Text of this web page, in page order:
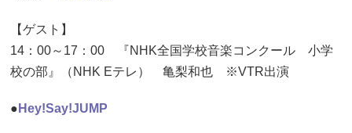
【ゲスト】
14：00～17：00 『NHK全国学校音楽コンクール 小学
校の部』（NHK Eテレ） 亀梨和也 ※VTR出演
● Hey!Say!JUMP